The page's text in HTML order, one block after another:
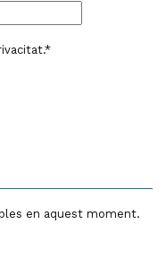
.*
en aquest moment.